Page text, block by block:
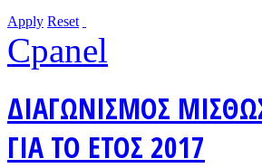
Apply Reset
Cpanel
ΔΙΑΓΩΝΙΣΜΟΣ
ΓΙΑ ΤΟ ΕΤΟΣ 2017